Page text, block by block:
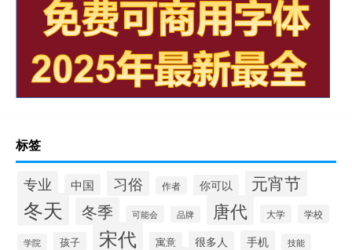
标签
专业 中国 习俗 作者 你可以 元宵节
冬天 冬季 可能会 品牌 唐代 大学 学校
学院 孩子 宋代 寓意 很多人 手机 技能